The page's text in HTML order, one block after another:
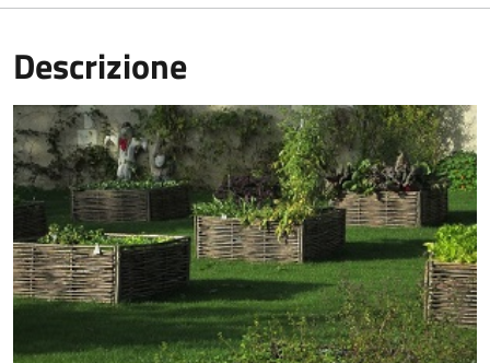
Descrizione